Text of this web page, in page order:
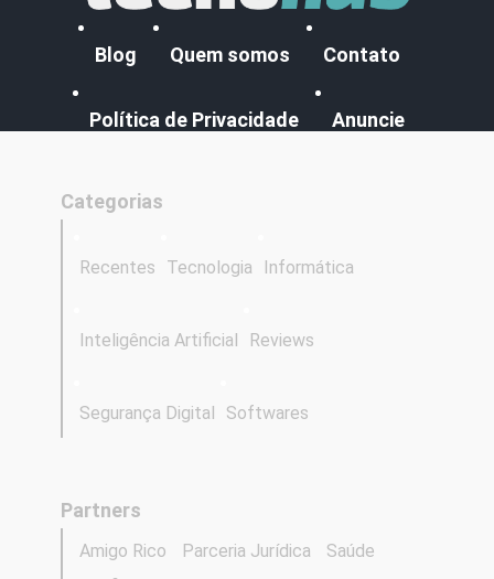
Blog Quem somos Contato
Política de Privacidade Anuncie
Categorias
Recentes Tecnologia Informática
Inteligência Artificial Reviews
Segurança Digital Softwares
Partners
Amigo Rico Parceria Jurídica
Saúde